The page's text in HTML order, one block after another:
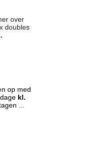
over
doubles
op med
kl.
...